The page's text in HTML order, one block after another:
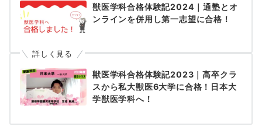
獣医学科合格体験記2024｜通塾とオ
ンラインを併用し第一志望に合格！
詳しく見る
獣医学科合格体験記2023｜高卒クラ
スから私大獣医6大学に合格！日本大
学獣医学科へ！